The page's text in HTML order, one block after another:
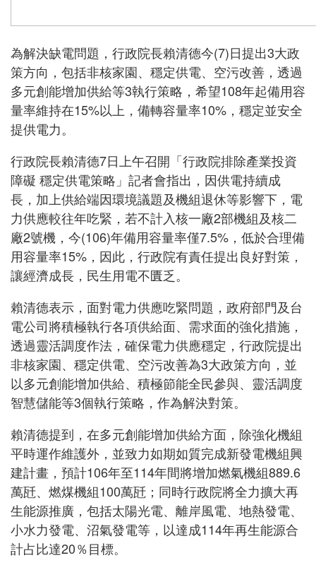
為解決缺電問題，行政院長賴清德今(7)日提出3大政
策方向，包括非核家園、穩定供電、空污改善，透過
多元創能增加供給等3執行策略，希望108年起備用容
量率維持在15%以上，備轉容量率10%，穩定並安全
提供電力。
行政院長賴清德7日上午召開「行政院排除產業投資
障礙 穩定供電策略」記者會指出，因供電持續成
長，加上供給端因環境議題及機組退休等影響下，電
力供應較往年吃緊，若不計入核一廠2部機組及核二
廠2號機，今(106)年備用容量率僅7.5%，低於合理備
用容量率15%，因此，行政院有責任提出良好對策，
讓經濟成長，民生用電不匱乏。
賴清德表示，面對電力供應吃緊問題，政府部門及台
電公司將積極執行各項供給面、需求面的強化措施，
透過靈活調度作法，確保電力供應穩定，行政院提出
非核家園、穩定供電、空污改善為3大政策方向，並
以多元創能增加供給、積極節能全民參與、靈活調度
智慧儲能等3個執行策略，作為解決對策。
賴清德提到，在多元創能增加供給方面，除強化機組
平時運作維護外，並致力如期如質完成新發電機組興
建計畫，預計106年至114年間將增加燃氣機組889.6
萬瓩、燃煤機組100萬瓩；同時行政院將全力擴大再
生能源推廣，包括太陽光電、離岸風電、地熱發電、
小水力發電、沼氣發電等，以達成114年再生能源合
計占比達20％目標。